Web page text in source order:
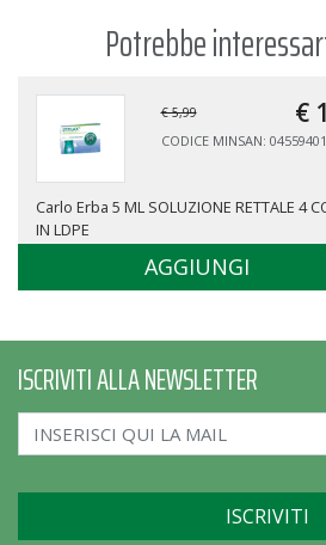
Potrebbe
MONODOSE
€ 6,50
CLISMALAX 1CLISMA
ISCRIVITI ALLA NEWSLETTER